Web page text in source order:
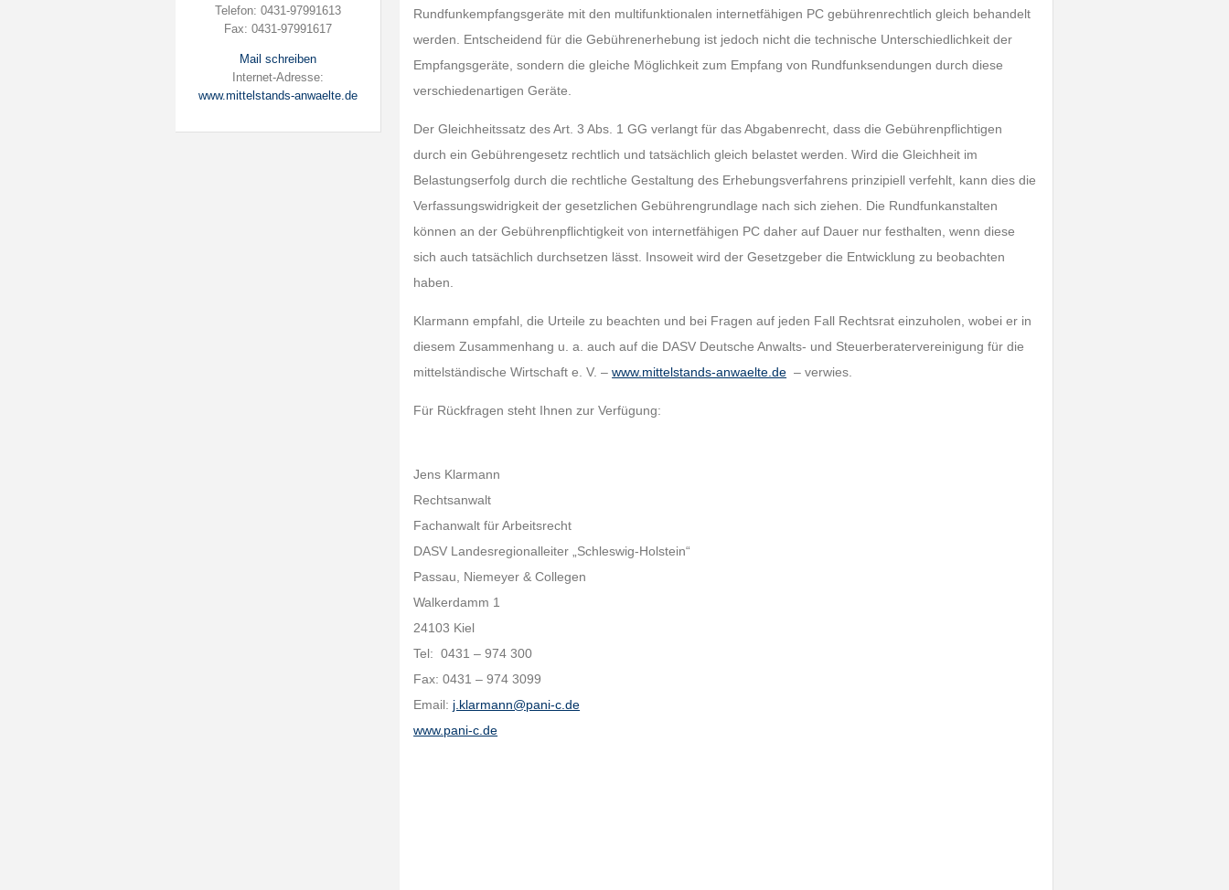
Telefon: 0431-97991613
Fax: 0431-97991617
Mail schreiben
Internet-Adresse:
www.mittelstands-anwaelte.de
Rundfunkempfangsgeräte mit den multifunktionalen internetfähigen PC gebührenrechtlich gleich behandelt
werden. Entscheidend für die Gebührenerhebung ist jedoch nicht die technische Unterschiedlichkeit der
Empfangsgeräte, sondern die gleiche Möglichkeit zum Empfang von Rundfunksendungen durch diese
verschiedenartigen Geräte.
Der Gleichheitssatz des Art. 3 Abs. 1 GG verlangt für das Abgabenrecht, dass die Gebührenpflichtigen
durch ein Gebührengesetz rechtlich und tatsächlich gleich belastet werden. Wird die Gleichheit im
Belastungserfolg durch die rechtliche Gestaltung des Erhebungsverfahrens prinzipiell verfehlt, kann dies die
Verfassungswidrigkeit der gesetzlichen Gebührengrundlage nach sich ziehen. Die Rundfunkanstalten
können an der Gebührenpflichtigkeit von internetfähigen PC daher auf Dauer nur festhalten, wenn diese
sich auch tatsächlich durchsetzen lässt. Insoweit wird der Gesetzgeber die Entwicklung zu beobachten
haben.
Klarmann empfahl, die Urteile zu beachten und bei Fragen auf jeden Fall Rechtsrat einzuholen, wobei er in
diesem Zusammenhang u. a. auch auf die DASV Deutsche Anwalts- und Steuerberatervereinigung für die
mittelständische Wirtschaft e. V. –www.mittelstands-anwaelte.de – verwies.
Für Rückfragen steht Ihnen zur Verfügung:
Jens Klarmann
Rechtsanwalt
Fachanwalt für Arbeitsrecht
DASV Landesregionalleiter „Schleswig-Holstein“
Passau, Niemeyer & Collegen
Walkerdamm 1
24103 Kiel
Tel: 0431 – 974 300
Fax: 0431 – 974 3099
Email: j.klarmann@pani-c.de
www.pani-c.de